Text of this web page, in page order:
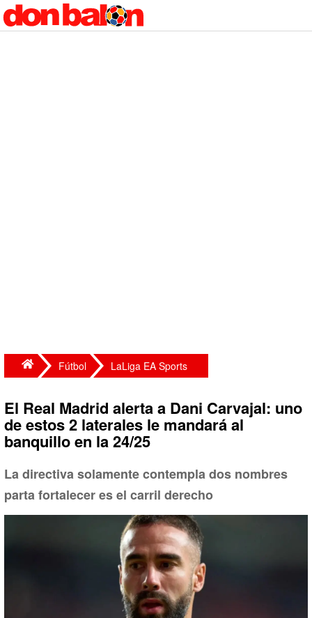
Fútbol LaLiga EA Sports
El Real Madrid alerta a Dani Carvajal: uno
de estos 2 laterales le mandará al
banquillo en la 24/25
La directiva solamente contempla dos nombres
parta fortalecer es el carril derecho